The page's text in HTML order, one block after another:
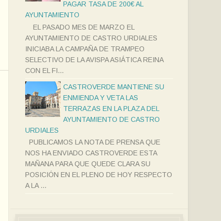
PAGAR TASA DE 200€ AL
AYUNTAMIENTO
EL PASADO MES DE MARZO EL
AYUNTAMIENTO DE CASTRO URDIALES
INICIABA LA CAMPAÑA DE TRAMPEO
SELECTIVO DE LA AVISPA ASIÁTICA REINA
CON EL FI...
CASTROVERDE MANTIENE SU
ENMIENDA Y VETA LAS
TERRAZAS EN LA PLAZA DEL
AYUNTAMIENTO DE CASTRO
URDIALES
PUBLICAMOS LA NOTA DE PRENSA QUE
NOS HA ENVIADO CASTROVERDE ESTA
MAÑANA PARA QUE QUEDE CLARA SU
POSICIÓN EN EL PLENO DE HOY RESPECTO
A LA ...